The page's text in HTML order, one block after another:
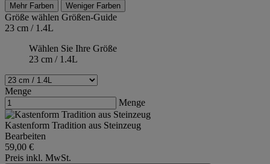
Mehr Farben Weniger Farben
Größe wählen Größen-Guide
23 cm / 1.4L
Wählen Sie Ihre Größe
23 cm / 1.4L
Menge
Menge
Kastenform Tradition aus Steinzeug
Bearbeiten
59,00 €
Preis inkl. MwSt.